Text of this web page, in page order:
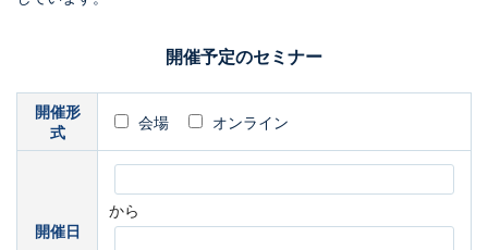
開催予定のセミナー
開催形
式
会場 オンライン
開催日
から